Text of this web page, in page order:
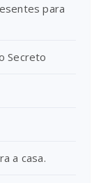
para
Secreto
a casa.